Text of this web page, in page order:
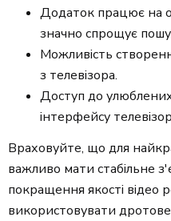
Додаток працює на
значно спрощує
Можливість
з телевізора.
Доступ до улюблених
інтерфейсу
Враховуйте, що для
важливо мати стабільне
покращення якості відео
використовувати